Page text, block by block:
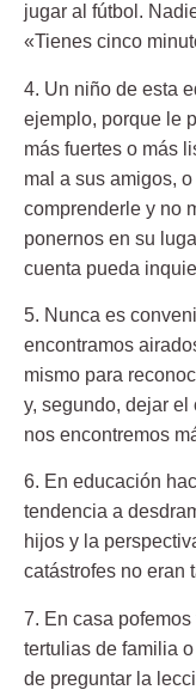
jugar al fútbol.
«Tienes cinco
4. Un niño de esta
ejemplo, porque le
más fuertes o más
mal a sus amigos,
comprenderle y no
ponernos en su
cuenta pueda
5. Nunca es
encontramos
mismo para
y, segundo, dejar
nos encontremos
6. En educación
tendencia a
hijos y la
catástrofes no eran
7. En casa
tertulias de familia
de preguntar la